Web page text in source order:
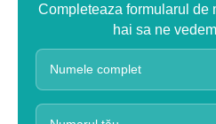
Completeaza formularul de
hai sa ne